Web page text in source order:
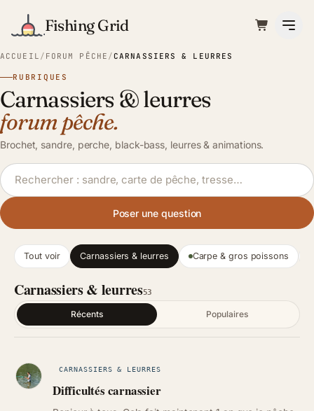
Fishing Grid
ACCUEIL / FORUM PÊCHE /CARNASSIERS & LEURRES
RUBRIQUES
Carnassiers & leurres
forum pêche.
Brochet, sandre, perche, black-bass, leurres & animations.
Rechercher une discussion
Poser une question
Tout voir Carnassiers & leurres Carpe & gros poissons
Carnassiers & leurres53
Récents Populaires
CARNASSIERS & LEURRES
Difficultés carnassier